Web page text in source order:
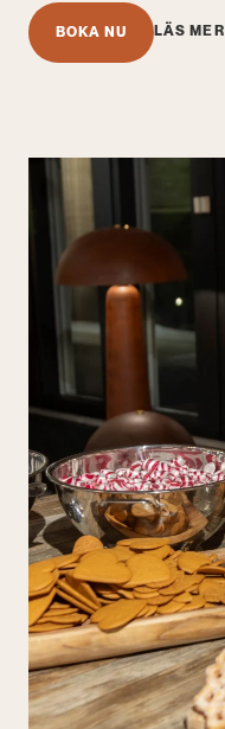
BOKA NU LÄS MER